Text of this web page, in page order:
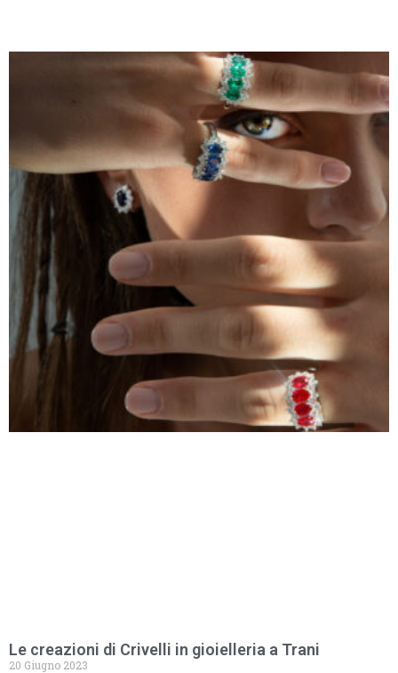
Le creazioni di Crivelli in gioielleria a Trani
20 Giugno 2023